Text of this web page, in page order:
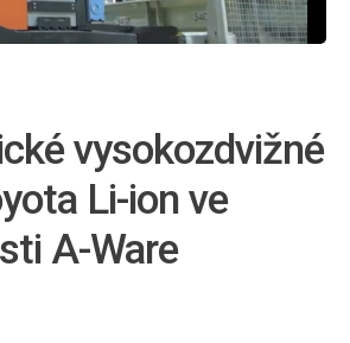
vysokozdvižné
Li-ion ve
A-Ware